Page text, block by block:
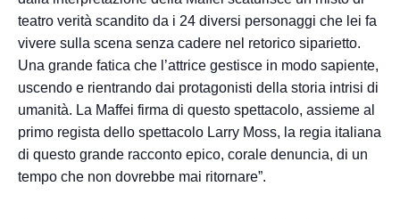
teatro verità scandito da i 24 diversi personaggi che lei fa
vivere sulla scena senza cadere nel retorico siparietto.
Una grande fatica che l’attrice gestisce in modo sapiente,
uscendo e rientrando dai protagonisti della storia intrisi di
umanità. La Maffei firma di questo spettacolo, assieme al
primo regista dello spettacolo Larry Moss, la regia italiana
di questo grande racconto epico, corale denuncia, di un
tempo che non dovrebbe mai ritornare”.